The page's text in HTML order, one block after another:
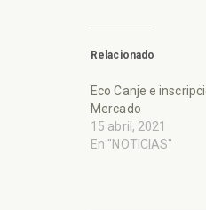
Relacionado
Eco Canje e
Mercado
15 abril, 2021
En "NOTICIAS"